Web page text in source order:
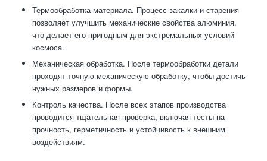
Термообработка материала. Процесс закалки и старения
позволяет улучшить механические свойства алюминия,
что делает его пригодным для экстремальных условий
космоса.
Механическая обработка. После термообработки детали
проходят точную механическую обработку, чтобы достичь
нужных размеров и формы.
Контроль качества. После всех этапов производства
проводится тщательная проверка, включая тесты на
прочность, герметичность и устойчивость к внешним
воздействиям.